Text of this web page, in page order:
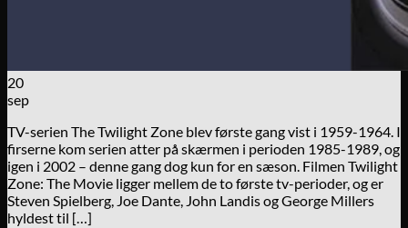
20
sep
TV-serien The Twilight Zone blev første gang vist i 1959-1964. I
firserne kom serien atter på skærmen i perioden 1985-1989, og
igen i 2002 – denne gang dog kun for en sæson. Filmen Twilight
Zone: The Movie ligger mellem de to første tv-perioder, og er
Steven Spielberg, Joe Dante, John Landis og George Millers
hyldest til […]